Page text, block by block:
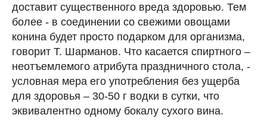
доставит существенного вреда здоровью. Тем
более - в соединении со свежими овощами
конина будет просто подарком для организма,
говорит Т. Шарманов. Что касается спиртного –
неотъемлемого атрибута праздничного стола, -
условная мера его употребления без ущерба
для здоровья – 30-50 г водки в сутки, что
эквивалентно одному бокалу сухого вина.